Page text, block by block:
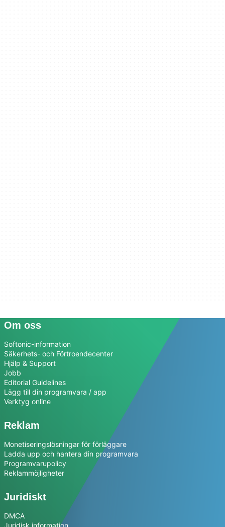
Om oss
Softonic-information
Säkerhets- och Förtroendecenter
Hjälp & Support
Jobb
Editorial Guidelines
Lägg till din programvara / app
Verktyg online
Reklam
Monetiseringslösningar för förläggare
Ladda upp och hantera din programvara
Programvarupolicy
Reklammöjligheter
Juridiskt
DMCA
Juridisk information